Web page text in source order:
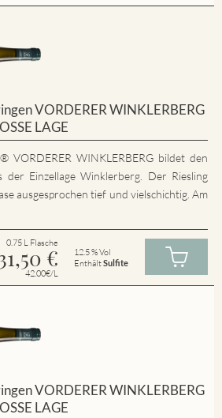
VORDERER WINKLERBERG
LAGE
VORDERER WINKLERBERG bildet den
der Einzellage Winklerberg. Der Riesling
ausgesprochen tief und vielschichtig. Am
0.75 L Flasche
€
42.00€/L
12.5 % Vol
EnthältSulfite
VORDERER WINKLERBERG
LAGE